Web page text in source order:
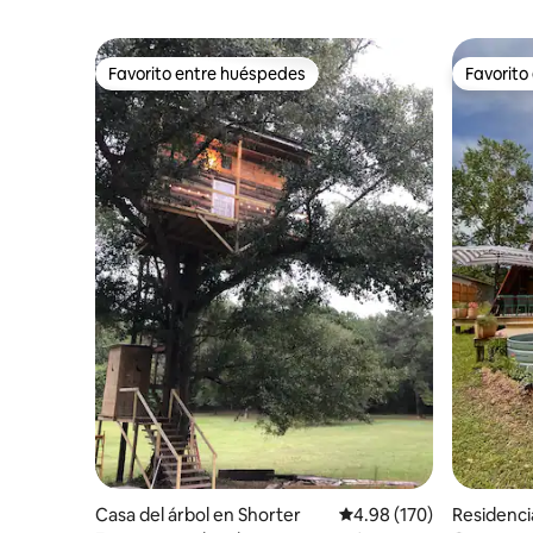
Favorito entre huéspedes
Favorito entre huéspedes
Casa del árbol en Shorter Calificación promedio:
4.98 (170)